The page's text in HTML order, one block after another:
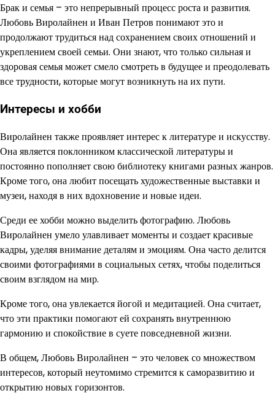
Брак и семья – это непрерывный процесс роста и развития.
Любовь Виролайнен и Иван Петров понимают это и
продолжают трудиться над сохранением своих отношений и
укреплением своей семьи. Они знают, что только сильная и
здоровая семья может смело смотреть в будущее и преодолевать
все трудности, которые могут возникнуть на их пути.
Интересы и хобби
Виролайнен также проявляет интерес к литературе и искусству.
Она является поклонником классической литературы и
постоянно пополняет свою библиотеку книгами разных жанров.
Кроме того, она любит посещать художественные выставки и
музеи, находя в них вдохновение и новые идеи.
Среди ее хобби можно выделить фотографию. Любовь
Виролайнен умело улавливает моменты и создает красивые
кадры, уделяя внимание деталям и эмоциям. Она часто делится
своими фотографиями в социальных сетях, чтобы поделиться
своим взглядом на мир.
Кроме того, она увлекается йогой и медитацией. Она считает,
что эти практики помогают ей сохранять внутреннюю
гармонию и спокойствие в суете повседневной жизни.
В общем, Любовь Виролайнен – это человек со множеством
интересов, который неутомимо стремится к саморазвитию и
открытию новых горизонтов.